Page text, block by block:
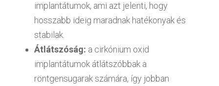
implantátumok, ami azt jelenti, hogy
hosszabb ideig maradnak hatékonyak és
stabilak.
Átlátszóság: a cirkónium oxid
implantátumok átlátszóbbak a
röntgensugarak számára, így jobban